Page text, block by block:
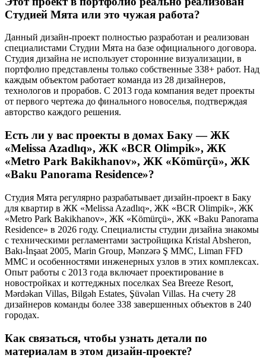
Студией Мята или это чужая работа?
Данный дизайн-проект полностью разработан и реализован
специалистами Студии Мята на базе официального договора.
Студия дизайна не использует сторонние визуализации, в
портфолио представлены только собственные 338+ работ. Над
каждым объектом работает команда из 28 дизайнеров,
технологов и прорабов. С 2013 года компания ведет проекты
от первого чертежа до финального новоселья, подтверждая
авторство каждого решения.
Есть ли у вас проекты в домах Баку — ЖК
«Melissa Azadlıq», ЖК «BCR Olimpik», ЖК
«Metro Park Bakikhanov», ЖК «Kömürçü», ЖК
«Baku Panorama Residence»?
Студия Мята регулярно разрабатывает дизайн-проект в Баку
для квартир в ЖК «Melissa Azadlıq», ЖК «BCR Olimpik», ЖК
«Metro Park Bakikhanov», ЖК «Kömürçü», ЖК «Baku Panorama
Residence» в 2026 году. Специалисты студии дизайна знакомы
с техническими регламентами застройщика Kristal Absheron,
Bakı-İnşaat 2005, Marin Group, Mənzərə Ş MMC, Liman FFD
MMC и особенностями инженерных узлов в этих комплексах.
Опыт работы с 2013 года включает проектирование в
новостройках и коттеджных поселках Sea Breeze Resort,
Mərdəkan Villas, Bilgəh Estates, Şüvəlan Villas. На счету 28
дизайнеров команды более 338 завершенных объектов в 240
городах.
Как связаться, чтобы узнать детали по
материалам в этом дизайн-проекте?